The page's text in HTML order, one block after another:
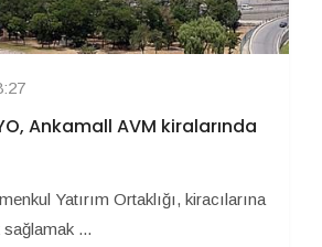
Ankamall AVM kiralarında
Yatırım Ortaklığı, kiracılarına
...